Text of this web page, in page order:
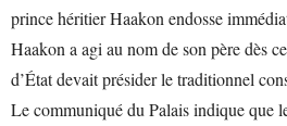
prince héritier Haakon endosse
Haakon a agi au nom de son père dès
d’État devait présider le traditionnel
Le communiqué du Palais indique que